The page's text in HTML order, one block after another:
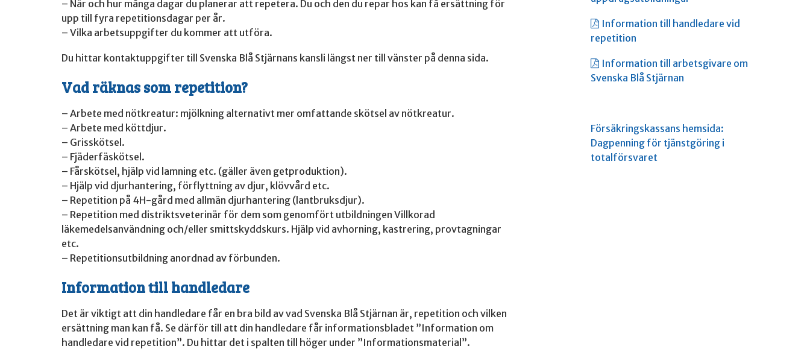
– När och hur många dagar du planerar att repetera. Du och den du repar hos kan få ersättning för
upp till fyra repetitionsdagar per år.
– Vilka arbetsuppgifter du kommer att utföra.
Du hittar kontaktuppgifter till Svenska Blå Stjärnans kansli längst ner till vänster på denna sida.
Vad räknas som repetition?
– Arbete med nötkreatur: mjölkning alternativt mer omfattande skötsel av nötkreatur.
– Arbete med köttdjur.
– Grisskötsel.
– Fjäderfäskötsel.
– Fårskötsel, hjälp vid lamning etc. (gäller även getproduktion).
– Hjälp vid djurhantering, förflyttning av djur, klövvård etc.
– Repetition på 4H-gård med allmän djurhantering (lantbruksdjur).
– Repetition med distriktsveterinär för dem som genomfört utbildningen Villkorad
läkemedelsanvändning och/eller smittskyddskurs. Hjälp vid avhorning, kastrering, provtagningar
etc.
– Repetitionsutbildning anordnad av förbunden.
Information till handledare
Det är viktigt att din handledare får en bra bild av vad Svenska Blå Stjärnan är, repetition och vilken
ersättning man kan få. Se därför till att din handledare får informationsbladet ”Information om
handledare vid repetition”. Du hittar det i spalten till höger under ”Informationsmaterial”.
Information till handledare vid
repetition
Information till arbetsgivare om
Svenska Blå Stjärnan
Försäkringskassans hemsida:
Dagpenning för tjänstgöring i
totalförsvaret